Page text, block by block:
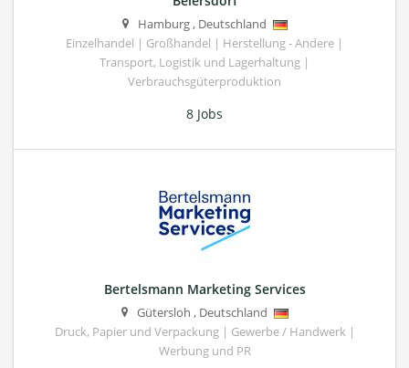
Hamburg, Deutschland
Einzelhandel | Großhandel | Herstellung - Andere |
Transport, Logistik und Lagerhaltung |
Verbrauchsgüterproduktion
8 Jobs
Bertelsmann Marketing Services
Gütersloh , Deutschland
Druck, Papier und Verpackung | Gewerbe / Handwerk |
Werbung und PR